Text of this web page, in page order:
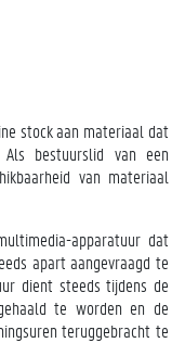
stock aan materiaal dat
bestuurslid van een
van materiaal
apparatuur dat
apart aangevraagd te
dient steeds tijdens de
te worden en de
teruggebracht te